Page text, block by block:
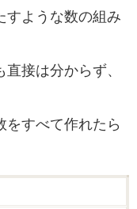
すような数の組み
接は分からず、
をすべて作れたら